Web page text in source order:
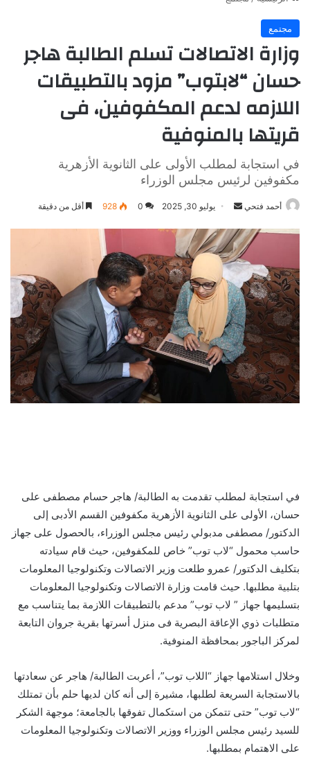
مجتمع
وزارة الاتصالات تسلم الطالبة هاجر
حسان “لابتوب” مزود بالتطبيقات
اللازمه لدعم المكفوفين، فى
قريتها بالمنوفية
في استجابة لمطلب الأولى على الثانوية الأزهرية
مكفوفين لرئيس مجلس الوزراء
أحمد فتحي
أرسل
إلكترونيا
يوليو 30, 2025 0
928 أقل من دقيقة
في استجابة لمطلب تقدمت به الطالبة/ هاجر حسام مصطفى على
حسان، الأولى على الثانوية الأزهرية مكفوفين القسم الأدبى إلى
الدكتور/ مصطفى مدبولي رئيس مجلس الوزراء، بالحصول على جهاز
حاسب محمول “لاب توب” خاص للمكفوفين، حيث قام سيادته
بتكليف الدكتور/ عمرو طلعت وزير الاتصالات وتكنولوجيا المعلومات
بتلبية مطلبها. حيث قامت وزارة الاتصالات وتكنولوجيا المعلومات
بتسليمها جهاز ” لاب توب” مدعم بالتطبيقات اللازمة بما يتناسب مع
متطلبات ذوي الإعاقة البصرية فى منزل أسرتها بقرية جروان التابعة
لمركز الباجور بمحافظة المنوفية.
وخلال استلامها جهاز “اللاب توب”، أعربت الطالبة/ هاجر عن سعادتها
بالاستجابة السريعة لطلبها، مشيرة إلى أنه كان لديها حلم بأن تمتلك
“لاب توب” حتى تتمكن من استكمال تفوقها بالجامعة؛ موجهة الشكر
للسيد رئيس مجلس الوزراء ووزير الاتصالات وتكنولوجيا المعلومات
على الاهتمام بمطلبها.